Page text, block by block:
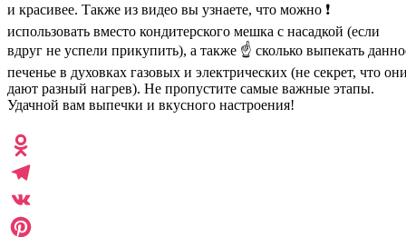
и красивее. Также из видео вы узнаете, что можно ❗
использовать вместо кондитерского мешка с насадкой (если
вдруг не успели прикупить), а также ☝️ сколько выпекать
печенье в духовках газовых и электрических (не секрет, что
дают разный нагрев). Не пропустите самые важные этапы.
Удачной вам выпечки и вкусного настроения!